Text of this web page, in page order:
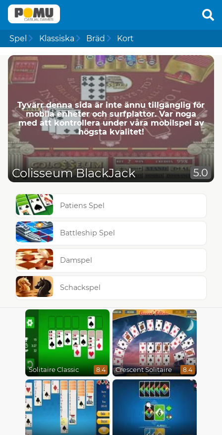
Spel Klassiska Bräd Kort
Tyvärr denna sida är inte ännu tillgänglig för
mobila enheter och surfplattor. Var noga
med att kontrollera under våra mobilspel av
högsta kvalitet!
Colisseum BlackJack 5.0
Patiens Spel
Battleship Spel
Damspel
Schackspel
Solitaire Classic 8.4 Crescent Solitaire 8.4